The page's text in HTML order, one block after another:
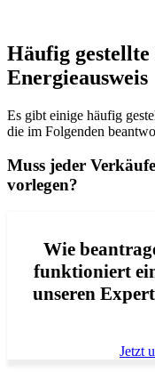
Häufig
Energieausweis
Es gibt einige häufig
die im Folgenden
Muss jeder
vorlegen?
Wie
funktioniert
unseren
Jetzt